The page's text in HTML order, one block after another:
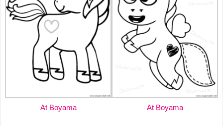
At Boyama At Boyama